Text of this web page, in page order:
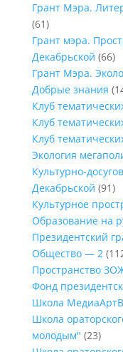
Грант Мэра.
(61)
Грант мэра.
Декабрьской (66)
Грант Мэра.
Добрые знания
Клуб
Клуб
Клуб
Экология
Культурно-
Декабрьской (91)
Культурное
Образование на
Президентский
Общество — 2
Пространство
Фонд
Школа
Школа
молодым" (23)